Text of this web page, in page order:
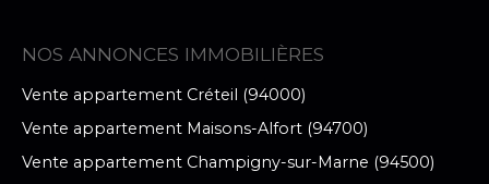
NOS ANNONCES IMMOBILIÈRES
Vente appartement Créteil (94000)
Vente appartement Maisons-Alfort (94700)
Vente appartement Champigny-sur-Marne (94500)